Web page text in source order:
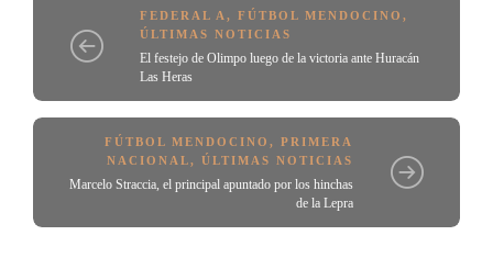
FEDERAL A , FÚTBOL MENDOCINO ,
ÚLTIMAS NOTICIAS
El festejo de Olimpo luego de la victoria ante Huracán
Las Heras
FÚTBOL MENDOCINO , PRIMERA
NACIONAL, ÚLTIMAS NOTICIAS
Marcelo Straccia, el principal apuntado por los hinchas
de la Lepra